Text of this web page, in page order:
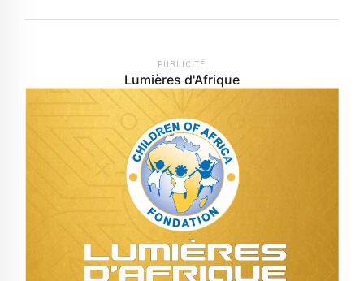
PUBLICITÉ
Lumières d'Afrique